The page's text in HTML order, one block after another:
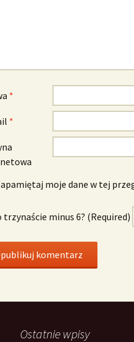
*
*
moje dane w tej
trzynaście minus 6? (Required)
Ostatnie wpisy